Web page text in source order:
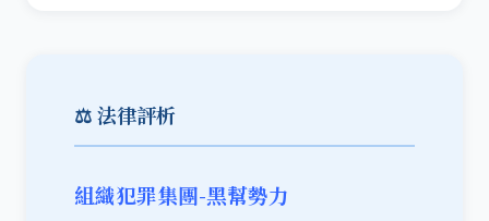
⚖️ 法律評析
組織犯罪集團-黑幫勢力